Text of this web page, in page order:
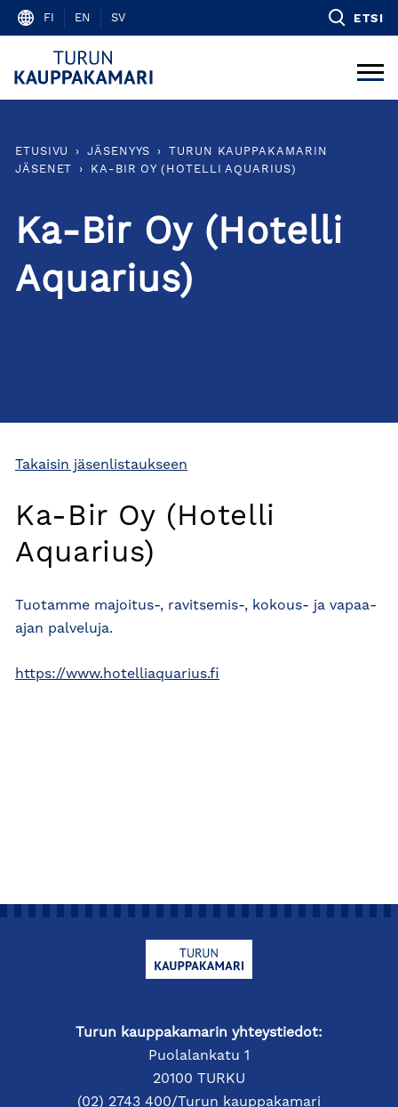
Skip
content
FI EN SV ETSI
ETUSIVU › JÄSENYYS ›
TURUN KAUPPAKAMARIN
JÄSENET
› KA-BIR OY (HOTELLI AQUARIUS)
Ka-Bir Oy (Hotelli
Aquarius)
Takaisin jäsenlistaukseen
Ka-Bir Oy (Hotelli
Aquarius)
Tuotamme majoitus-, ravitsemis-, kokous- ja vapaa-
ajan palveluja.
https://www.hotelliaquarius.fi
Turun kauppakamarin yhteystiedot:
Puolalankatu 1
20100 TURKU
(02) 2743 400/Turun kauppakamari